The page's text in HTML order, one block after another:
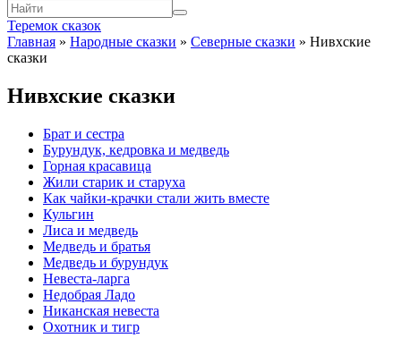
Теремок сказок
Главная » Народные сказки » Северные сказки » Нивхские
сказки
Нивхские сказки
Брат и сестра
Бурундук, кедровка и медведь
Горная красавица
Жили старик и старуха
Как чайки-крачки стали жить вместе
Кульгин
Лиса и медведь
Медведь и братья
Медведь и бурундук
Невеста-ларга
Недобрая Ладо
Никанская невеста
Охотник и тигр